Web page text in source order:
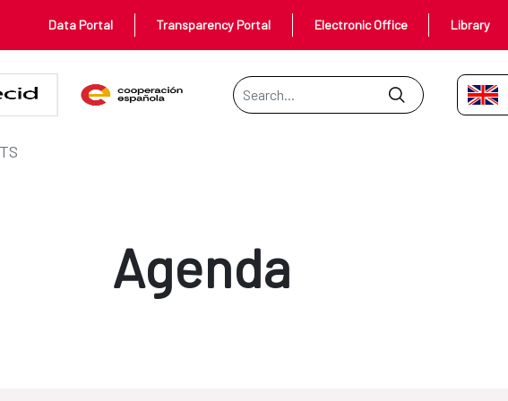
Data Portal Transparency Portal Electronic Office Library
Search Bar
Agenda